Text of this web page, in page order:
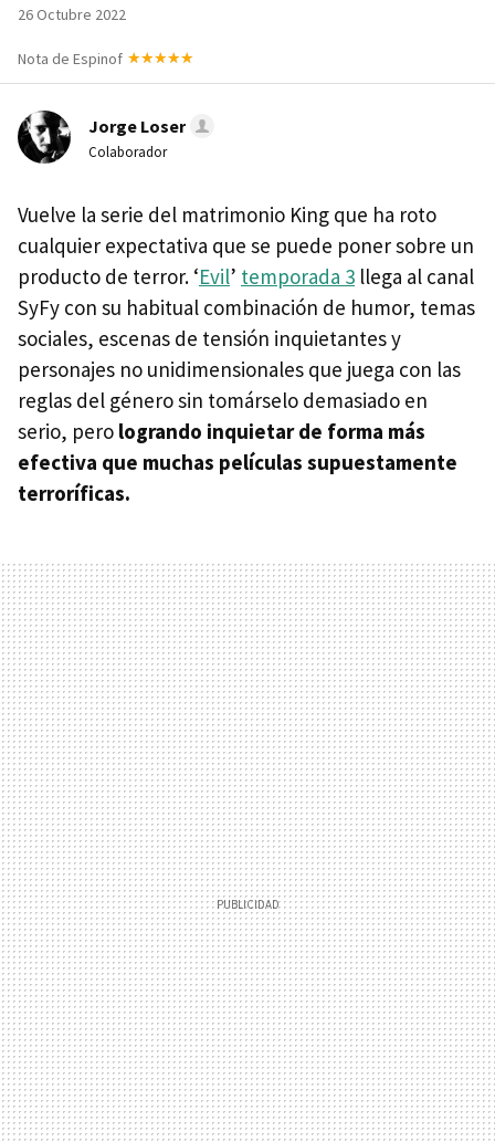
26 Octubre 2022
Nota de Espinof
Jorge Loser
Colaborador
Vuelve la serie del matrimonio King que ha roto
cualquier expectativa que se puede poner sobre un
producto de terror. ‘Evil’ temporada 3 llega al canal
SyFy con su habitual combinación de humor, temas
sociales, escenas de tensión inquietantes y
personajes no unidimensionales que juega con las
reglas del género sin tomárselo demasiado en
serio, pero logrando inquietar de forma más
efectiva que muchas películas supuestamente
terroríficas.